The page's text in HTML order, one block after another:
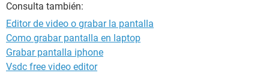
Consulta también:
Editor de video o grabar la pantalla
Como grabar pantalla en laptop
Grabar pantalla iphone
Vsdc free video editor